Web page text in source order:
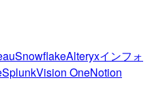
SnowflakeAlteryxインフォ
SplunkVision OneNotion